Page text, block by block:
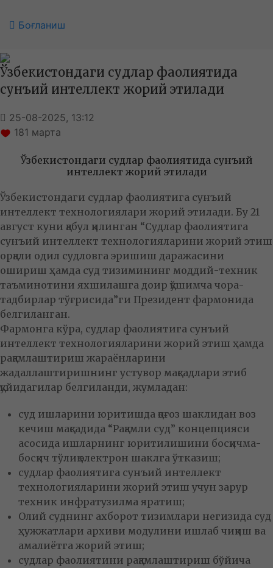
Боғланиш
Ўзбекистондаги судлар фаолиятида
сунъий интеллект жорий этилади
25-08-2025, 13:12
181 марта
Ўзбекистондаги судлар фаолиятида сунъий
интеллект жорий этилади
Ўзбекистондаги судлар фаолиятига сунъий
интеллект технологиялари жорий этилади. Бу 21
август куни қабул қилинган “Судлар фаолиятига
сунъий интеллект технологияларини жорий этиш
орқали одил судловга эришиш даражасини
ошириш ҳамда суд тизимининг моддий-техник
таъминотини яхшилашга доир қўшимча чора-
тадбирлар тўғрисида”ги Президент фармонида
белгиланган.
Фармонга кўра, судлар фаолиятига сунъий
интеллект технологияларини жорий этиш ҳамда
рақамлаштириш жараёнларини
жадаллаштиришнинг устувор мақсадлари этиб
қуйидагилар белгиланди, жумладан:
суд ишларини юритишда қоғоз шаклидан воз
кечиш мақсадида “Рақамли суд” концепцияси
асосида ишларнинг юритилишини босқичма-
босқич тўлиқ электрон шаклга ўтказиш;
судлар фаолиятига сунъий интеллект
технологияларини жорий этиш учун зарур
техник инфратузилма яратиш;
Олий суднинг ахборот тизимлари негизида суд
ҳужжатлари архиви модулини ишлаб чиқиш ва
амалиётга жорий этиш;
судлар фаолиятини рақамлаштириш бўйича